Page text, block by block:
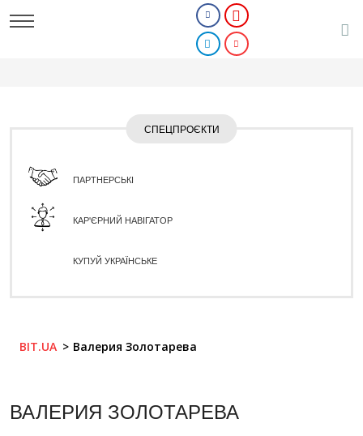
СПЕЦПРОЄКТИ
ПАРТНЕРСЬКІ
КАР'ЄРНИЙ НАВІГАТОР
КУПУЙ УКРАЇНСЬКЕ
BIT.UA Валерия Золотарева
ВАЛЕРИЯ ЗОЛОТАРЕВА